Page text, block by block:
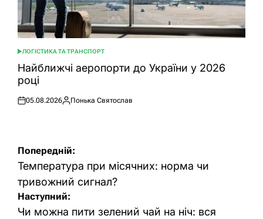
ОПУБЛІКУВАТИ
У
ЛОГІСТИКА ТА ТРАНСПОРТ
Найближчі аеропорти до України у 2026
році
Оприлюднено
05.08.2026
Опубліковано
Понька Святослав
Навігація
записів
Попередній:
Температура при місячних: норма чи
тривожний сигнал?
Наступний:
Чи можна пити зелений чай на ніч: вся